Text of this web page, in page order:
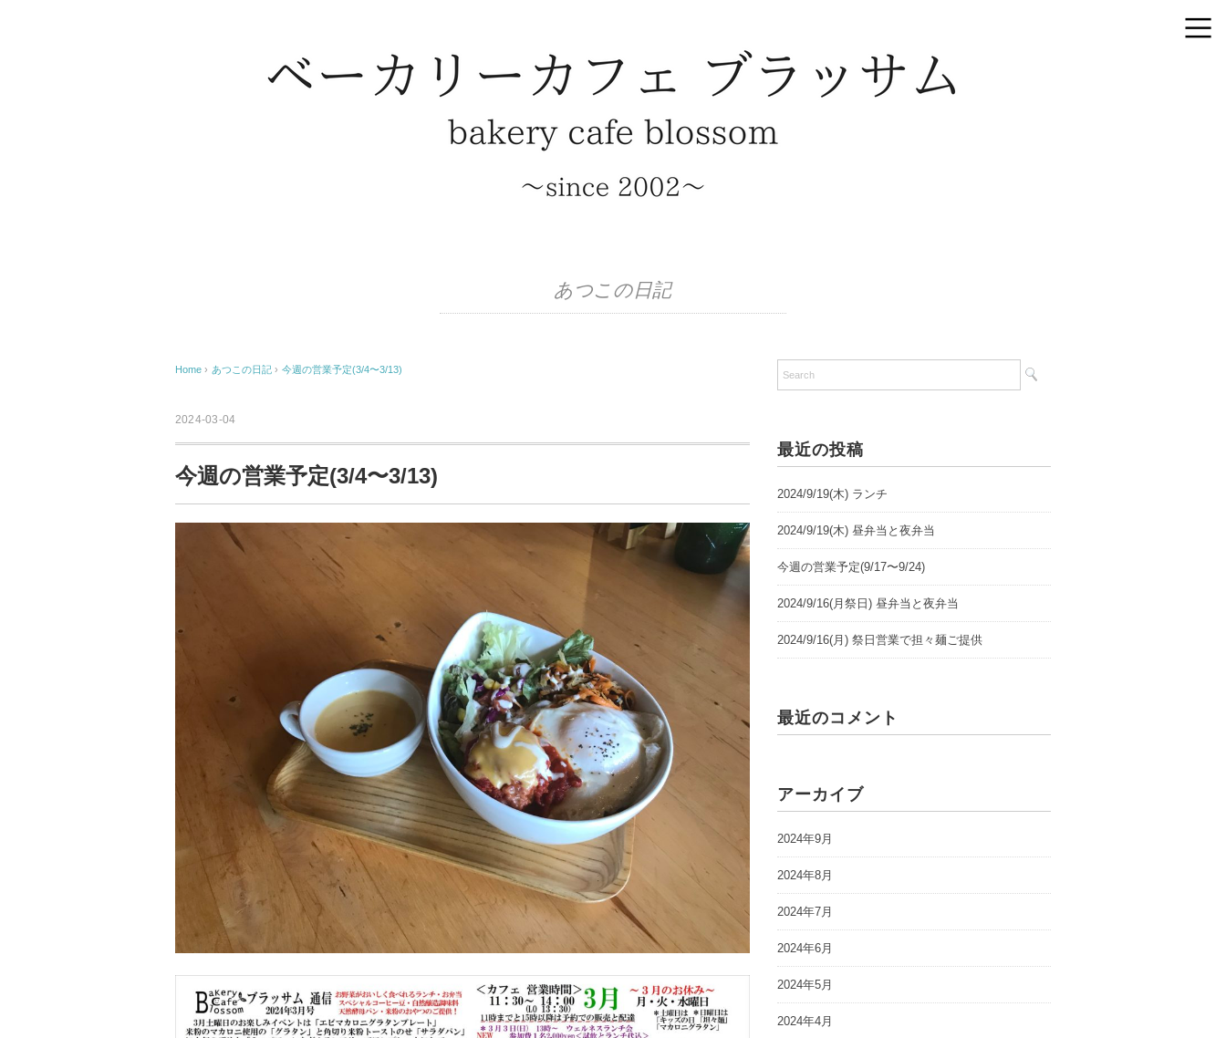
あつこの日記
Home › あつこの日記 › 今週の営業予定(3/4〜3/13)
2024-03-04
今週の営業予定(3/4〜3/13)
最近の投稿
2024/9/19(木) ランチ
2024/9/19(木) 昼弁当と夜弁当
今週の営業予定(9/17〜9/24)
2024/9/16(月祭日) 昼弁当と夜弁当
2024/9/16(月) 祭日営業で担々麺ご提供
最近のコメント
アーカイブ
2024年9月
2024年8月
2024年7月
2024年6月
2024年5月
2024年4月